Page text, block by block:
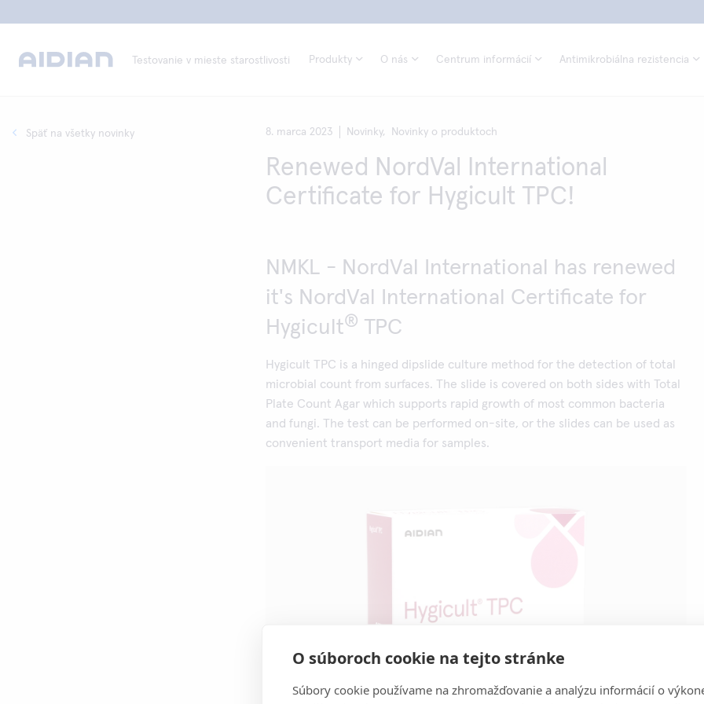
O súboroch cookie na tejto stránke
Súbory cookie používame na zhromažďovanie a analýzu informácií o
Testovanie v mieste starostlivosti Produkty O nás Centrum informácií Antimikrobiálna rezistencia
Späť na všetky novinky 8. marca 2023 Novinky, Novinky o produktoch
Renewed NordVal International
Certificate for Hygicult TPC!
NMKL - NordVal International has renewed
it's NordVal International Certificate for
Hygicult® TPC
Hygicult TPC is a hinged dipslide culture method for the detection of total
microbial count from surfaces. The slide is covered on both sides with Total
Plate Count Agar which supports rapid growth of most common bacteria
and fungi. The test can be performed on-site, or the slides can be used as
convenient transport media for samples.